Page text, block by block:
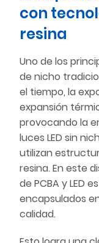
con
resina
Uno de los
de nicho
el tiempo, la
expansión
provocando la
luces LED sin
utilizan
resina. En este
de PCBA y LED
encapsulados
calidad.